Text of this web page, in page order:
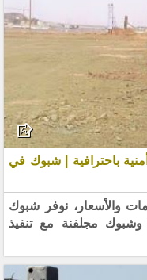
باحترافية | شبوك في
والأسعار، نوفر شبوك
مجلفنة مع تنفيذ